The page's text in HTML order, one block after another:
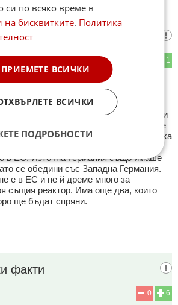
1
Харсъзина":
са V-213 и позволяваха нужните
които бяха направени. Чехия и
надгради. Нашите бяха от по-старите
тези подобрения, поради което бяха
като нашите и те също бяха
в ЕС. Източна Германия също имаше
се обедини със Западна Германия.
е в ЕС и не й дреме много за
същия реактор. Има още два, които
ще бъдат спряни.
факти
6
0
си по всяко време в
на бисквитките. Политика
ПРИЕМЕТЕ ВСИЧКИ
ВСИЧКИ
ПОДРОБНОСТИ